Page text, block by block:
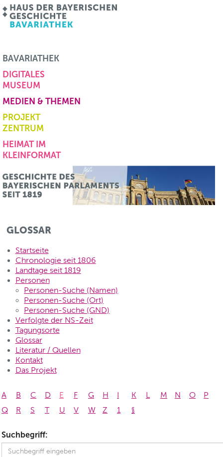
BAVARIATHEK
DIGITALES
MUSEUM
MEDIEN & THEMEN
PROJEKT
ZENTRUM
HEIMAT IM
KLEINFORMAT
GLOSSAR
Startseite
Chronologie seit 1806
Landtage seit 1819
Personen
Personen-Suche (Namen)
Personen-Suche (Ort)
Personen-Suche (GND)
Verfolgte der NS-Zeit
Tagungsorte
Glossar
Literatur / Quellen
Kontakt
Das Projekt
A B C D E F G H I K L M N O
P
Q
R S T U V W Z 1 §
Suchbegriff: